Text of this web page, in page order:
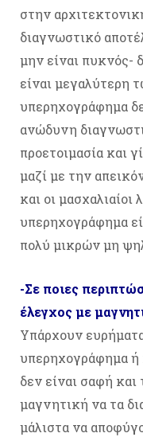
στην
διαγνωστικό
μην είναι πυκνός-
είναι μεγαλύτερη
υπερηχογράφημα
ανώδυνη
προετοιμασία και
μαζί με την
και οι
υπερηχογράφημα
πολύ μικρών μη
-Σε ποιες
έλεγχος με
Υπάρχουν
υπερηχογράφημα ή
δεν είναι σαφή
μαγνητική να τα
μάλιστα να